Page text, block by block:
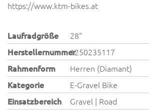
https://www.ktm-bikes.at
Laufradgröße
28"
Herstellernummer1250235117
Rahmenform
Herren (Diamant)
Kategorie
E-Gravel Bike
Einsatzbereich
Gravel | Road